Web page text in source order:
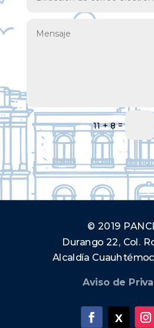
11 + 8=
© 2019
Durango 22, Col.
Alcaldía
Aviso de